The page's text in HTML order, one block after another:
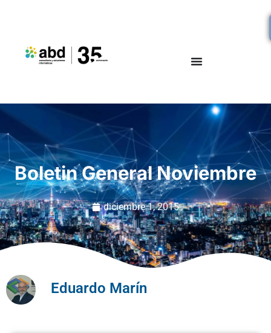
Boletin General Noviembre
diciembre 1, 2015
Eduardo Marín